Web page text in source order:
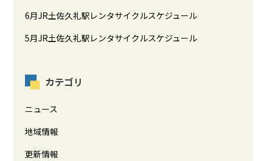
6月JR土佐久礼駅レンタサイクルスケジュール
5月JR土佐久礼駅レンタサイクルスケジュール
カテゴリ
ニュース
地域情報
更新情報